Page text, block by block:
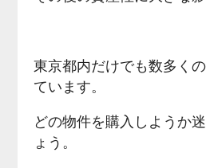
東京都内だけでも数多く
ています。
どの物件を購入しようか
ょう。